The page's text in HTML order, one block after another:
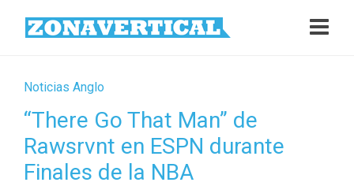
Noticias Anglo
“There Go That Man” de
Rawsrvnt en ESPN durante
Finales de la NBA